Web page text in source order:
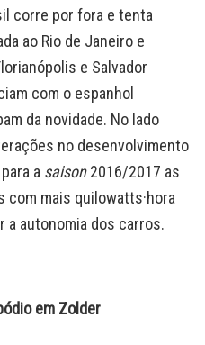
corre por fora e tenta
ao Rio de Janeiro e
e Salvador
com o espanhol
da novidade. No lado
no desenvolvimento
a saison2016/2017 as
com mais quilowatts·hora
a autonomia dos carros.
em Zolder